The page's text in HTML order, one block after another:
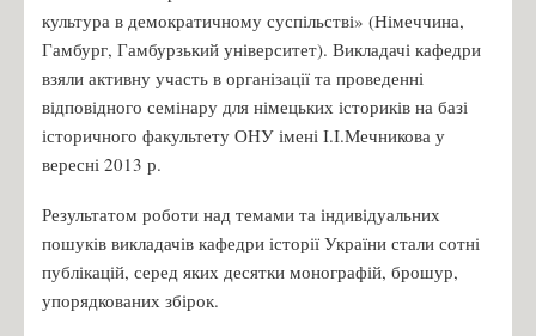
культура в демократичному суспільстві» (Німеччина,
Гамбург, Гамбурзький університет). Викладачі кафедри
взяли активну участь в організації та проведенні
відповідного семінару для німецьких істориків на базі
історичного факультету ОНУ імені І.І.Мечникова у
вересні 2013 р.
Результатом роботи над темами та індивідуальних
пошуків викладачів кафедри історії України стали сотні
публікацій, серед яких десятки монографій, брошур,
упорядкованих збірок.